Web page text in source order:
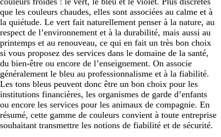
que les couleurs chaudes, elles sont associées au calme et à
la quiétude. Le vert fait naturellement penser à la nature, au
respect de l’environnement et à la durabilité, mais aussi au
printemps et au renouveau, ce qui en fait un très bon choix
si vous proposez des services dans le domaine de la santé,
du bien-être ou encore de l’enseignement. On associe
généralement le bleu au professionnalisme et à la fiabilité.
Les tons bleus peuvent donc être un bon choix pour les
institutions financières, les organismes de garde d’enfants
ou encore les services pour les animaux de compagnie. En
résumé, cette gamme de couleurs convient à toute entreprise
souhaitant transmettre les notions de fiabilité et de sécurité.